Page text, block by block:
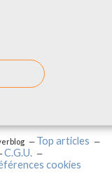
Top articles
C.G.U.
cookies